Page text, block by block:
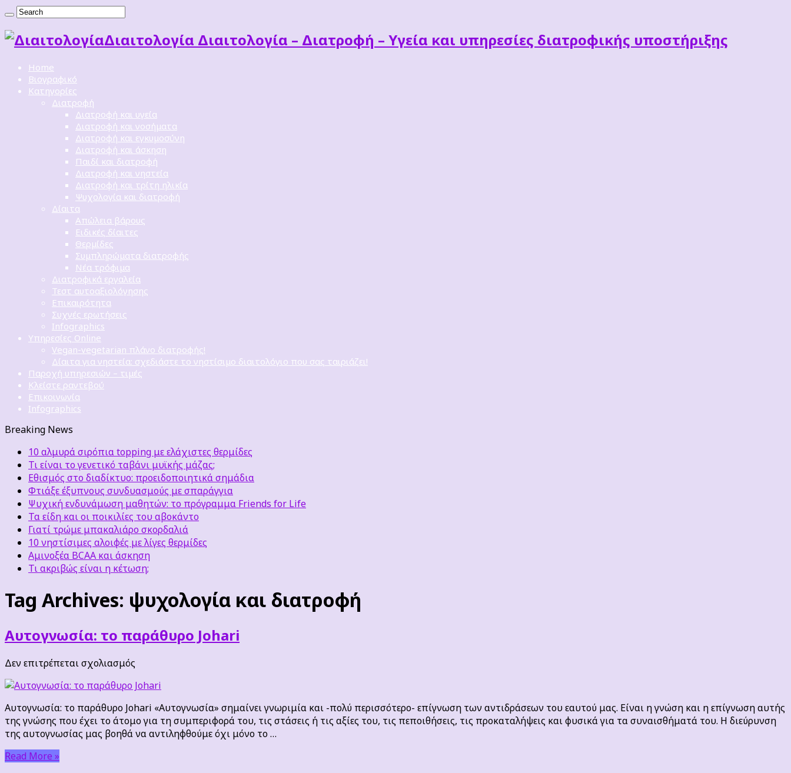
Διαιτoλογία Διαιτολογία – Διατροφή – Υγεία και υπηρεσίες διατροφικής υποστήριξης
Home
Βιογραφικό
Κατηγορίες
Διατροφή
Διατροφή και υγεία
Διατροφή και νοσήματα
Διατροφή και εγκυμοσύνη
Διατροφή και άσκηση
Παιδί και διατροφή
Διατροφή και νηστεία
Διατροφή και τρίτη ηλικία
Ψυχολογία και διατροφή
Δίαιτα
Απώλεια βάρους
Ειδικές δίαιτες
Θερμίδες
Συμπληρώματα διατροφής
Νέα τρόφιμα
Διατροφικά εργαλεία
Τεστ αυτοαξιολόγησης
Επικαιρότητα
Συχνές ερωτήσεις
Infographics
Υπηρεσίες Online
Vegan-vegetarian πλάνο διατροφής!
Δίαιτα για νηστεία: σχεδιάστε το νηστίσιμο διαιτολόγιο που σας ταιριάζει!
Παροχή υπηρεσιών – τιμές
Κλείστε ραντεβού
Επικοινωνία
Infographics
Breaking News
10 αλμυρά σιρόπια topping με ελάχιστες θερμίδες
Τι είναι το γενετικό ταβάνι μυϊκής μάζας;
Εθισμός στο διαδίκτυο: προειδοποιητικά σημάδια
Φτιάξε έξυπνους συνδυασμούς με σπαράγγια
Ψυχική ενδυνάμωση μαθητών: το πρόγραμμα Friends for Life
Τα είδη και οι ποικιλίες του αβοκάντο
Γιατί τρώμε μπακαλιάρο σκορδαλιά
10 νηστίσιμες αλοιφές με λίγες θερμίδες
Αμινοξέα BCAA και άσκηση
Τι ακριβώς είναι η κέτωση;
Tag Archives: ψυχολογία και διατροφή
Αυτογνωσία: το παράθυρο Johari
Δεν επιτρέπεται σχολιασμός
το
παράθυρο
Johari
Αυτογνωσία: το παράθυρο Johari «Αυτογνωσία» σημαίνει γνωριμία και -πολύ περισσότερο- επίγνωση των αντιδράσεων του εαυτού μας. Είναι η γνώση και η επίγνωση αυτής
της γνώσης που έχει το άτομο για τη συμπεριφορά του, τις στάσεις ή τις αξίες του, τις πεποιθήσεις, τις προκαταλήψεις και φυσικά για τα συναισθήματά του. Η διεύρυνση
της αυτογνωσίας μας βοηθά να αντιληφθούμε όχι μόνο το …
Read More »